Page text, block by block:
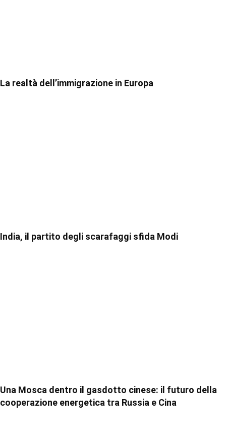
La realtà dell’immigrazione in Europa
India, il partito degli scarafaggi sfida Modi
Una Mosca dentro il gasdotto cinese: il futuro della
cooperazione energetica tra Russia e Cina